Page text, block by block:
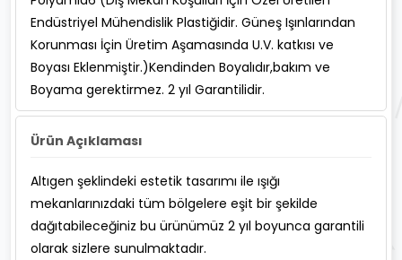
Endüstriyel Mühendislik Plastiğidir. Güneş Işınlarından
Korunması İçin Üretim Aşamasında U.V. katkısı ve
Boyası Eklenmiştir.)Kendinden Boyalıdır,bakım ve
Boyama gerektirmez. 2 yıl Garantilidir.
Ürün Açıklaması
Altıgen şeklindeki estetik tasarımı ile ışığı
mekanlarınızdaki tüm bölgelere eşit bir şekilde
dağıtabileceğiniz bu ürünümüz 2 yıl boyunca garantili
olarak sizlere sunulmaktadır.